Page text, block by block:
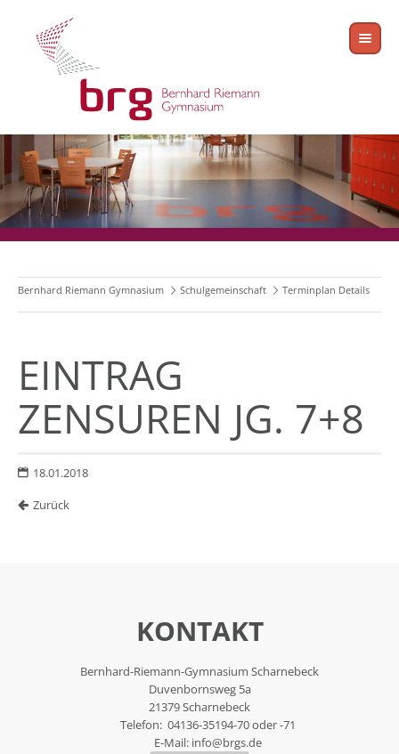
Bernhard Riemann Gymnasium Schulgemeinschaft Terminplan Details
EINTRAG
ZENSUREN JG. 7+8
18.01.2018
Zurück
KONTAKT
Bernhard-Riemann-Gymnasium Scharnebeck
Duvenbornsweg 5a
21379 Scharnebeck
Telefon: 04136-35194-70 oder -71
E-Mail: info@brgs.de